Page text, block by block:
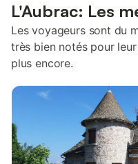
L'Aubrac: Les
Les voyageurs sont du
très bien notés pour
plus encore.